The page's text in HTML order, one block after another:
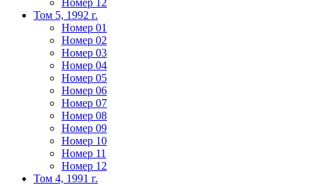
Номер 12
Том 5, 1992 г.
Номер 01
Номер 02
Номер 03
Номер 04
Номер 05
Номер 06
Номер 07
Номер 08
Номер 09
Номер 10
Номер 11
Номер 12
Том 4, 1991 г.